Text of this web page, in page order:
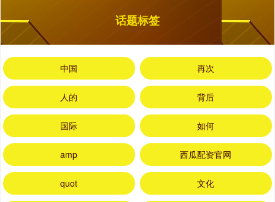
话题标签
中国 再次
人的 背后
国际 如何
amp 西瓜配资官网
quot 文化